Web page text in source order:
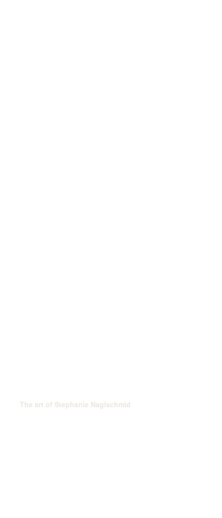
The art of Stephanie Naglschmid